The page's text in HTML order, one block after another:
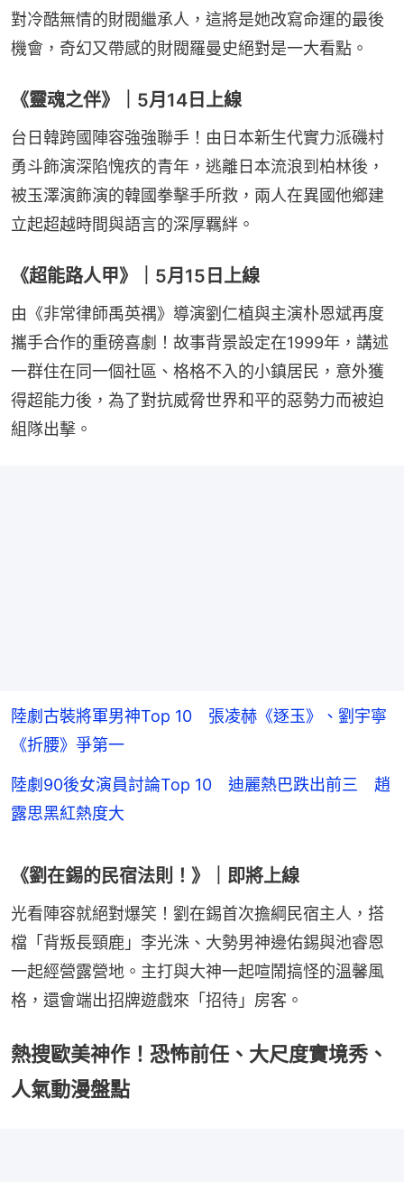
對冷酷無情的財閥繼承人，這將是她改寫命運的最後
機會，奇幻又帶感的財閥羅曼史絕對是一大看點。
《靈魂之伴》｜5月14日上線
台日韓跨國陣容強強聯手！由日本新生代實力派磯村
勇斗飾演深陷愧疚的青年，逃離日本流浪到柏林後，
被玉澤演飾演的韓國拳擊手所救，兩人在異國他鄉建
立起超越時間與語言的深厚羈絆。
《超能路人甲》｜5月15日上線
由《非常律師禹英禑》導演劉仁植與主演朴恩斌再度
攜手合作的重磅喜劇！故事背景設定在1999年，講述
一群住在同一個社區、格格不入的小鎮居民，意外獲
得超能力後，為了對抗威脅世界和平的惡勢力而被迫
組隊出擊。
陸劇古裝將軍男神Top 10 張凌赫《逐玉》、劉宇寧
《折腰》爭第一
陸劇90後女演員討論Top 10 迪麗熱巴跌出前三 趙
露思黑紅熱度大
《劉在錫的民宿法則！》｜即將上線
光看陣容就絕對爆笑！劉在錫首次擔綱民宿主人，搭
檔「背叛長頸鹿」李光洙、大勢男神邊佑錫與池睿恩
一起經營露營地。主打與大神一起喧鬧搞怪的溫馨風
格，還會端出招牌遊戲來「招待」房客。
熱搜歐美神作！恐怖前任、大尺度實境秀、
人氣動漫盤點